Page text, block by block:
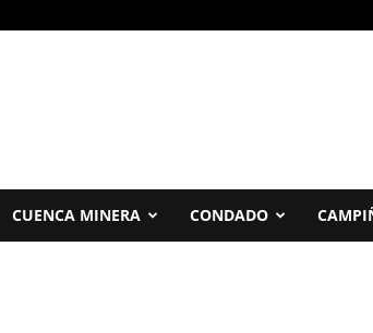
CUENCA MINERA CONDADO